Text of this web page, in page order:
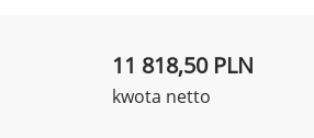
11 818,50 PLN
kwota netto